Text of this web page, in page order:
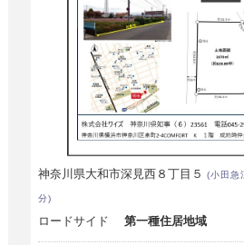
神奈川県大和市深見西８丁目５(小田急
分)
ロードサイド第一種住居地域